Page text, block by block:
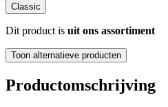
Classic
Dit product is uit ons assortiment
Toon alternatieve producten
Productomschrijving